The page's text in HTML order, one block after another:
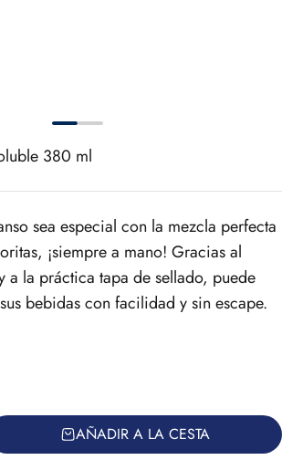
380 ml
sea especial con la mezcla perfecta
¡siempre a mano! Gracias al
a la práctica tapa de sellado, puede
bebidas con facilidad y sin escape.
AÑADIR A LA CESTA